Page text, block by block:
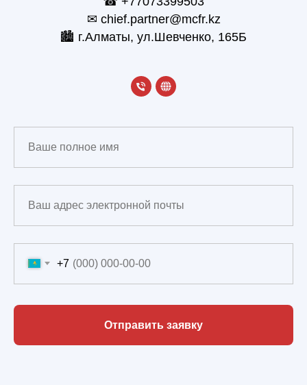
✉ chief.partner@mcfr.kz
🏙 г.Алматы, ул.Шевченко, 165Б
+7
Отправить заявку